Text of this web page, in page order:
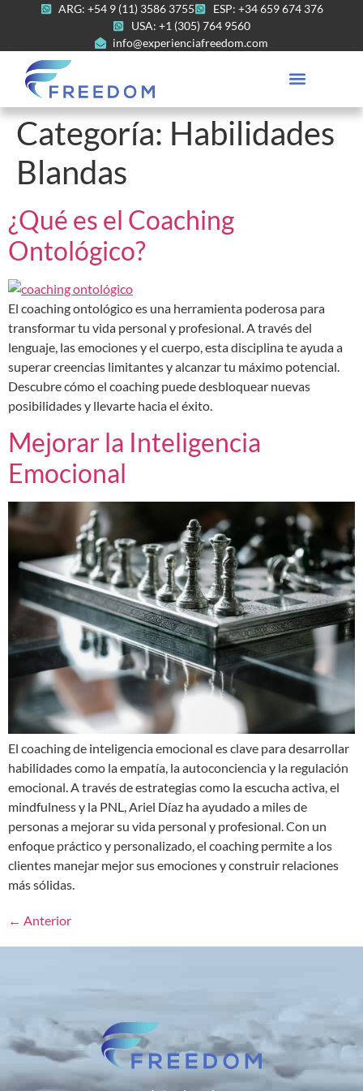
ARG: +54 9 (11) 3586 3755
ESP: +34 659 674 376
USA: +1 (305) 764 9560
info@experienciafreedom.com
Categoría: Habilidades
Blandas
¿Qué es el Coaching
Ontológico?
El coaching ontológico es una herramienta poderosa para
transformar tu vida personal y profesional. A través del
lenguaje, las emociones y el cuerpo, esta disciplina te ayuda a
superar creencias limitantes y alcanzar tu máximo potencial.
Descubre cómo el coaching puede desbloquear nuevas
posibilidades y llevarte hacia el éxito.
Mejorar la Inteligencia
Emocional
El coaching de inteligencia emocional es clave para desarrollar
habilidades como la empatía, la autoconciencia y la regulación
emocional. A través de estrategias como la escucha activa, el
mindfulness y la PNL, Ariel Díaz ha ayudado a miles de
personas a mejorar su vida personal y profesional. Con un
enfoque práctico y personalizado, el coaching permite a los
clientes manejar mejor sus emociones y construir relaciones
más sólidas.
← Anterior